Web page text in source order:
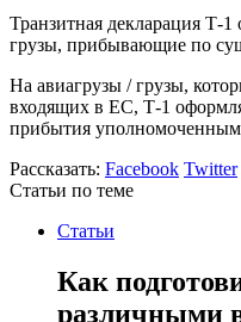
Транзитная декларация Т-1
грузы, прибывающие по
На авиагрузы / грузы,
входящих в ЕС, Т-1
прибытия уполномоченным
Рассказать: Facebook Twitter
Статьи по теме
Статьи
Как
различными